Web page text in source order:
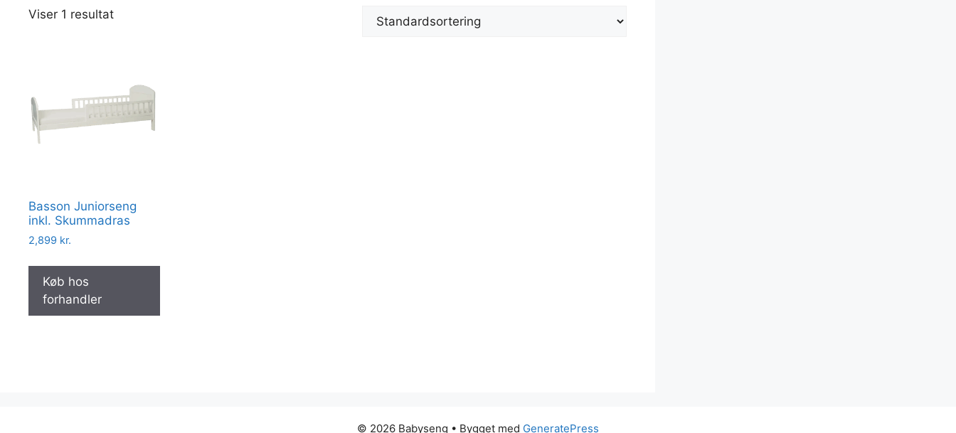
Viser 1 resultat
Basson Juniorseng
inkl. Skummadras
2,899 kr.
Køb hos
forhandler
© 2026 Babyseng • Bygget med GeneratePress